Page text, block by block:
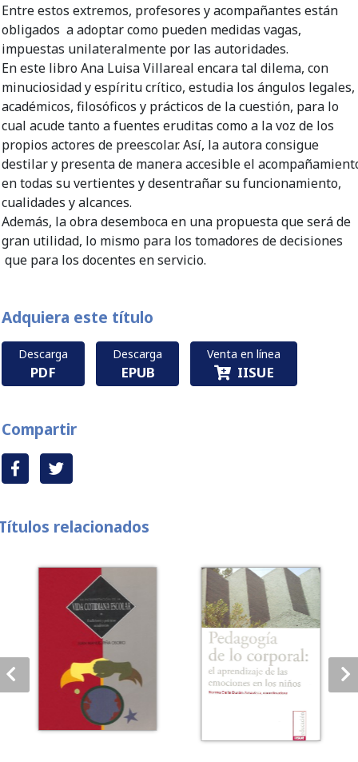
Entre estos extremos, profesores y acompañantes están
obligados a adoptar como pueden medidas vagas,
impuestas unilateralmente por las autoridades.
En este libro Ana Luisa Villareal encara tal dilema, con
minuciosidad y espíritu crítico, estudia los ángulos legales,
académicos, filosóficos y prácticos de la cuestión, para lo
cual acude tanto a fuentes eruditas como a la voz de los
propios actores de preescolar. Así, la autora consigue
destilar y presenta de manera accesible el
en todas su vertientes y desentrañar su funcionamiento,
cualidades y alcances.
Además, la obra desemboca en una propuesta que será de
gran utilidad, lo mismo para los tomadores de decisiones
que para los docentes en servicio.
Adquiera este título
Descarga
PDF
Descarga
EPUB
Venta en línea
IISUE
Compartir
relacionados